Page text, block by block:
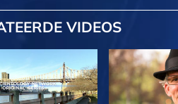
VIDEOS